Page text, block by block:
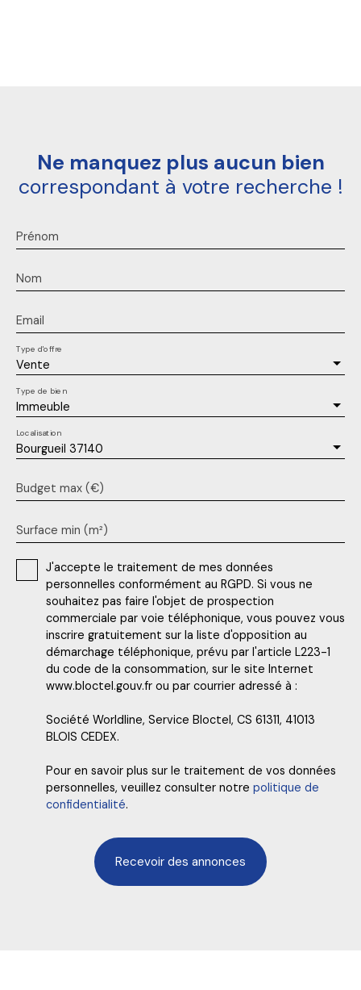
Ne manquez plus aucun bien
correspondant à votre recherche !
Prénom
Nom
Email
Vente
Type d'offre
Immeuble
Type de bien
Bourgueil 37140
Localisation
Budget max (€)
Surface min (m²)
J'accepte le traitement de mes données
personnelles conformément au RGPD. Si vous ne
souhaitez pas faire l'objet de prospection
commerciale par voie téléphonique, vous pouvez vous
inscrire gratuitement sur la liste d'opposition au
démarchage téléphonique, prévu par l'article L223-1
du code de la consommation, sur le site Internet
www.bloctel.gouv.fr ou par courrier adressé à :
Société Worldline, Service Bloctel, CS 61311, 41013
BLOIS CEDEX.
Pour en savoir plus sur le traitement de vos données
personnelles, veuillez consulter notre politique de
confidentialité.
Recevoir des annonces